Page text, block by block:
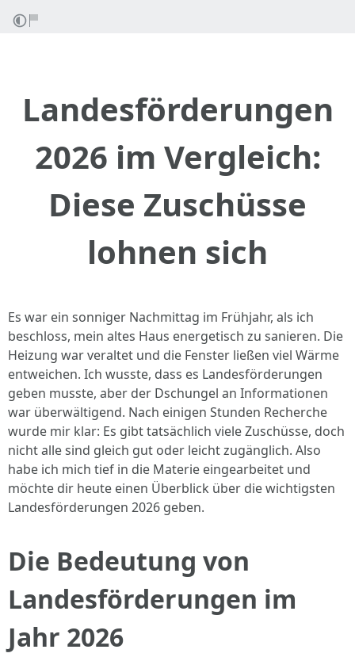
Landesförderungen
2026 im Vergleich:
Diese Zuschüsse
lohnen sich
Es war ein sonniger Nachmittag im Frühjahr, als ich
beschloss, mein altes Haus energetisch zu sanieren. Die
Heizung war veraltet und die Fenster ließen viel Wärme
entweichen. Ich wusste, dass es Landesförderungen
geben musste, aber der Dschungel an Informationen
war überwältigend. Nach einigen Stunden Recherche
wurde mir klar: Es gibt tatsächlich viele Zuschüsse, doch
nicht alle sind gleich gut oder leicht zugänglich. Also
habe ich mich tief in die Materie eingearbeitet und
möchte dir heute einen Überblick über die wichtigsten
Landesförderungen 2026 geben.
Die Bedeutung von
Landesförderungen im
Jahr 2026